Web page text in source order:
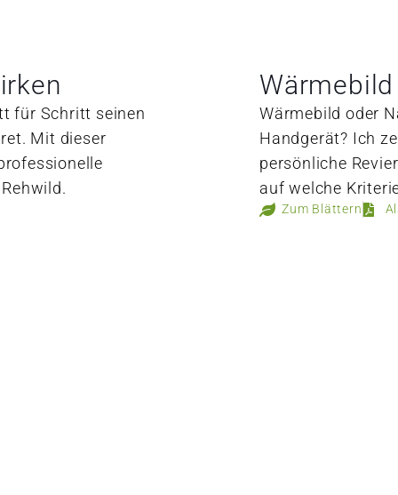
für Schritt seinen
Mit dieser
Wärmebild oder
Handgerät? Ich
persönliche
auf welche
Zum Blättern